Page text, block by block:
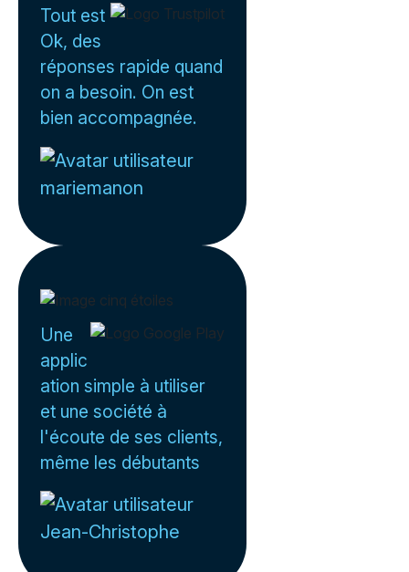
Tout est
Ok, des
réponses rapide quand
on a besoin. On est
bien accompagnée.
mariemanon
Une
applic
ation simple à utiliser
et une société à
l'écoute de ses clients,
même les débutants
Jean-Christophe